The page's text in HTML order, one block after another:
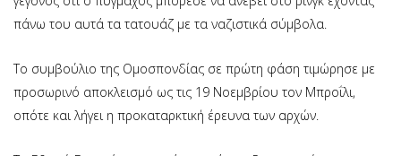
πάνω του αυτά τα τατουάζ με τα ναζιστικά σύμβολα.
Το συμβούλιο της Ομοσπονδίας σε πρώτη φάση τιμώρησε με
προσωρινό αποκλεισμό ως τις 19 Νοεμβρίου τον Μπροΐλι,
οπότε και λήγει η προκαταρκτική έρευνα των αρχών.